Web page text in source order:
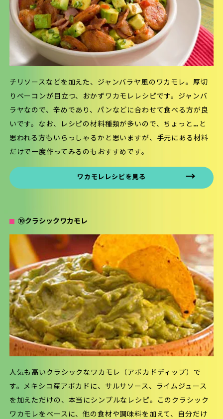
チリソースなどを加えた、ジャンバラヤ風のワカモレ。厚切
りベーコンが目立つ、おかずワカモレレシピです。ジャンバ
ラヤなので、辛めであり、パンなどに合わせて食べる方が良
いです。なお、レシピの材料種類が多いので、ちょっと…と
思われる方もいらっしゃるかと思いますが、手元にある材料
だけで一度作ってみるのもおすすめです。
ワカモレレシピを見る
⑩クラシックワカモレ
人気も高いクラシックなワカモレ（アボカドディップ）で
す。メキシコ産アボカドに、サルサソース、ライムジュース
を加えただけの、本当にシンプルなレシピ。このクラシック
ワカモレをベースに、他の食材や調味料を加えて、自分だけ